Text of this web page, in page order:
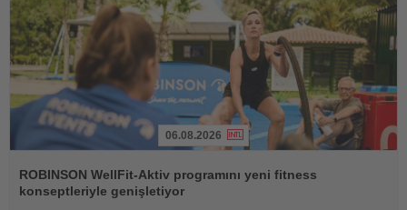
Oku
06.08.2026
ROBINSON WellFit-Aktiv programını yeni fitness
konseptleriyle genişletiyor